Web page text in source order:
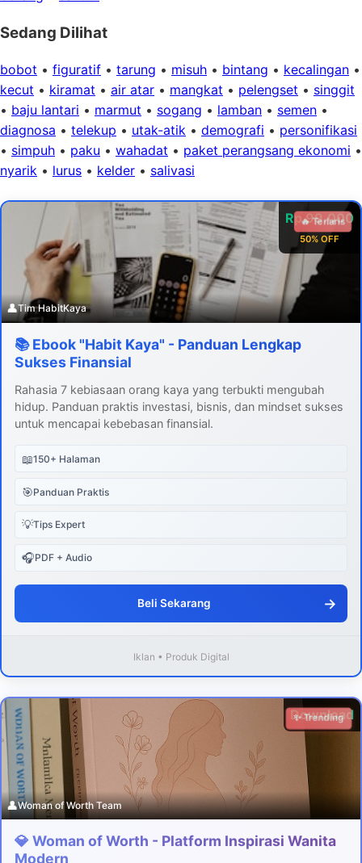
Sedang Dilihat
bobot • figuratif • tarung • misuh • bintang • kecalingan •
kecut • kiramat • air atar • mangkat • pelengset • singgit
• baju lantari • marmut • sogang • lamban • semen •
diagnosa • telekup • utak-atik • demografi • personifikasi
• simpuh • paku • wahadat • paket perangsang ekonomi •
nyarik • lurus • kelder • salivasi
Rp 99.000
50% OFF
🔥 Terlaris
👤Tim HabitKaya
📚 Ebook "Habit Kaya" - Panduan Lengkap
Sukses Finansial
Rahasia 7 kebiasaan orang kaya yang terbukti mengubah
hidup. Panduan praktis investasi, bisnis, dan mindset sukses
untuk mencapai kebebasan finansial.
📖150+ Halaman
🎯Panduan Praktis
💡Tips Expert
🎧PDF + Audio
Beli Sekarang →
Iklan • Produk Digital
Download
✨ Trending
👤Woman of Worth Team
💎 Woman of Worth - Platform Inspirasi Wanita
Modern